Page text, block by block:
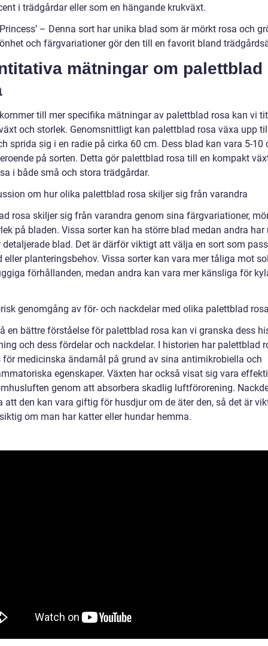
i trädgårdar eller som en hängande krukväxt.
Princess’ – Denna sort har unika blad som är mörkt rosa och
och färgvariationer gör den till en favorit bland
mätningar om palettblad
till mer specifika mätningar av palettblad rosa kan vi
och storlek. Genomsnittligt kan palettblad rosa växa upp
sprida sig i en radie på cirka 60 cm. Dess blad kan vara 5-10
på sorten. Detta gör palettblad rosa till en kompakt
i både små och stora trädgårdar.
om hur olika palettblad rosa skiljer sig från varandra
rosa skiljer sig från varandra genom sina färgvariationer,
på bladen. Vissa sorter kan ha större blad medan andra har
detaljerade blad. Det är därför viktigt att välja en sort som
eller planteringsbehov. Vissa sorter kan vara mer tåliga mot
förhållanden, medan andra kan vara mer känsliga för
genomgång av för- och nackdelar med olika palettblad
en bättre förståelse för palettblad rosa kan vi granska dess
och dess fördelar och nackdelar. I historien har palettblad
för medicinska ändamål på grund av sina antimikrobiella och
egenskaper. Växten har också visat sig vara
genom att absorbera skadlig luftförorening.
att den kan vara giftig för husdjur om de äter den, så det är
om man har katter eller hundar hemma.